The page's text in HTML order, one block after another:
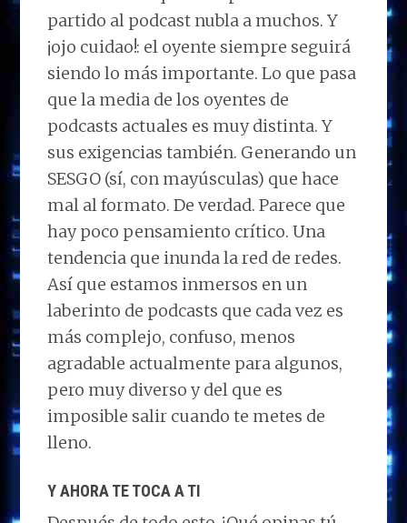
partido al podcast nubla a muchos. Y
¡ojo cuidao!: el oyente siempre seguirá
siendo lo más importante. Lo que pasa
que la media de los oyentes de
podcasts actuales es muy distinta. Y
sus exigencias también. Generando un
SESGO (sí, con mayúsculas) que hace
mal al formato. De verdad. Parece que
hay poco pensamiento crítico. Una
tendencia que inunda la red de redes.
Así que estamos inmersos en un
laberinto de podcasts que cada vez es
más complejo, confuso, menos
agradable actualmente para algunos,
pero muy diverso y del que es
imposible salir cuando te metes de
lleno.
Y AHORA TE TOCA A TI